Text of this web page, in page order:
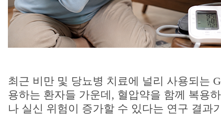
최근 비만 및 당뇨병 치료에 널리 사용되는
용하는 환자들 가운데, 혈압약을 함께 복용
나 실신 위험이 증가할 수 있다는 연구 결과